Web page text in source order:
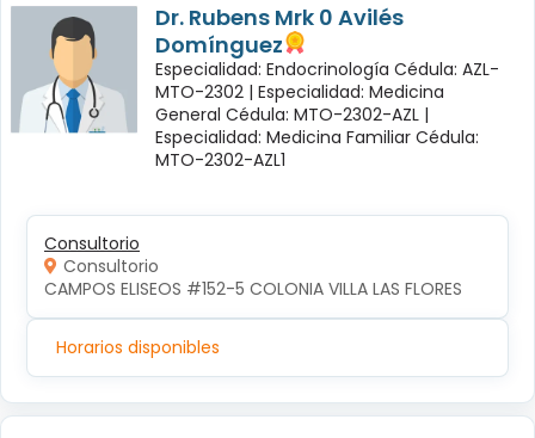
Dr. Rubens Mrk 0 Avilés
Domínguez
Especialidad: Endocrinología Cédula: AZL-
MTO-2302 | Especialidad: Medicina
General Cédula: MTO-2302-AZL |
Especialidad: Medicina Familiar Cédula:
MTO-2302-AZL1
Consultorio
Consultorio
CAMPOS ELISEOS #152-5 COLONIA VILLA LAS FLORES
Horarios disponibles